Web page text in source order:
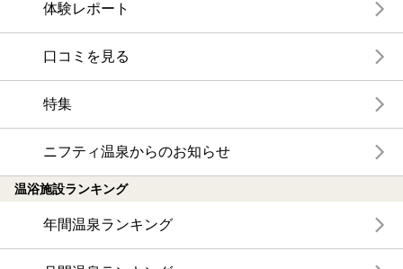
体験レポート
口コミを見る
特集
ニフティ温泉からのお知らせ
温浴施設ランキング
年間温泉ランキング